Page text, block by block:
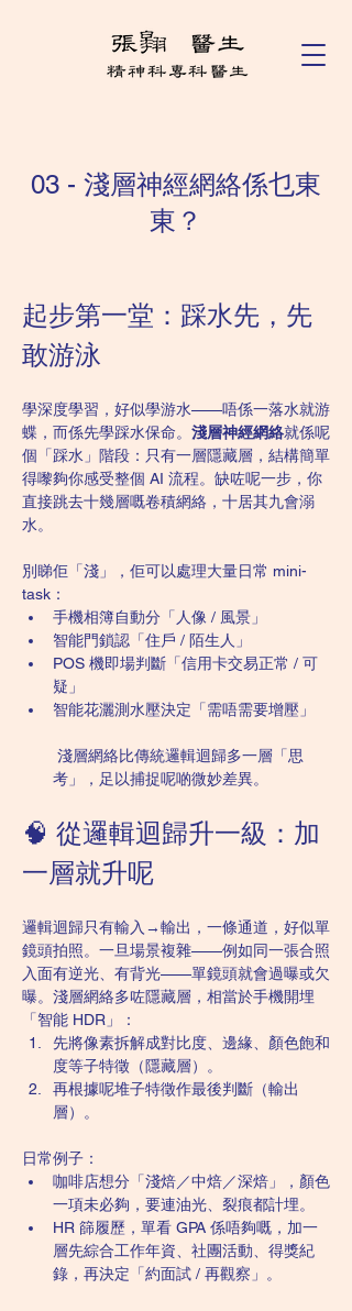
03 - 淺層神經網絡係乜東
東？
起步第一堂：踩水先，先
敢游泳
學深度學習，好似學游水——唔係一落水就游
蝶，而係先學踩水保命。 淺層神經網絡就係呢
個「踩水」階段：只有一層隱藏層，結構簡單
得嚟夠你感受整個 AI 流程。缺咗呢一步，你
直接跳去十幾層嘅卷積網絡，十居其九會溺
水。
別睇佢「淺」，佢可以處理大量日常 mini-
task：
手機相簿自動分「人像 / 風景」
智能門鎖認「住戶 / 陌生人」
POS 機即場判斷「信用卡交易正常 / 可
疑」
智能花灑測水壓決定「需唔需要增壓」
考」，足以捕捉呢啲微妙差異。
🧠 從邏輯迴歸升一級：加
一層就升呢
邏輯迴歸只有輸入→輸出，一條通道，好似單
鏡頭拍照。一旦場景複雜——例如同一張合照
入面有逆光、有背光——單鏡頭就會過曝或欠
曝。淺層網絡多咗隱藏層，相當於手機開埋
「智能 HDR」：
先將像素拆解成對比度、邊緣、顏色飽和
度等子特徵（隱藏層）。
再根據呢堆子特徵作最後判斷（輸出
層）。
日常例子：
咖啡店想分「淺焙／中焙／深焙」，顏色
一項未必夠，要連油光、裂痕都計埋。
HR 篩履歷，單看 GPA 係唔夠嘅，加一
層先綜合工作年資、社團活動、得獎紀
錄，再決定「約面試 / 再觀察」。